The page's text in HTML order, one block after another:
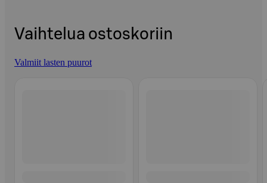
Vaihtelua ostoskoriin
Valmiit lasten puurot